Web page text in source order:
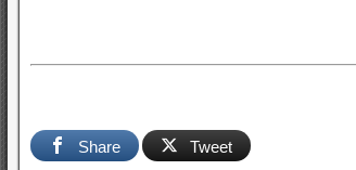
Share Tweet